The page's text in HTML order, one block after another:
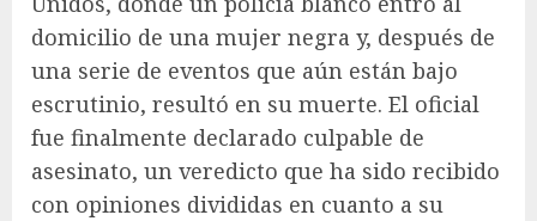
domicilio de una mujer negra y, después de
una serie de eventos que aún están bajo
escrutinio, resultó en su muerte. El oficial
fue finalmente declarado culpable de
asesinato, un veredicto que ha sido recibido
con opiniones divididas en cuanto a su